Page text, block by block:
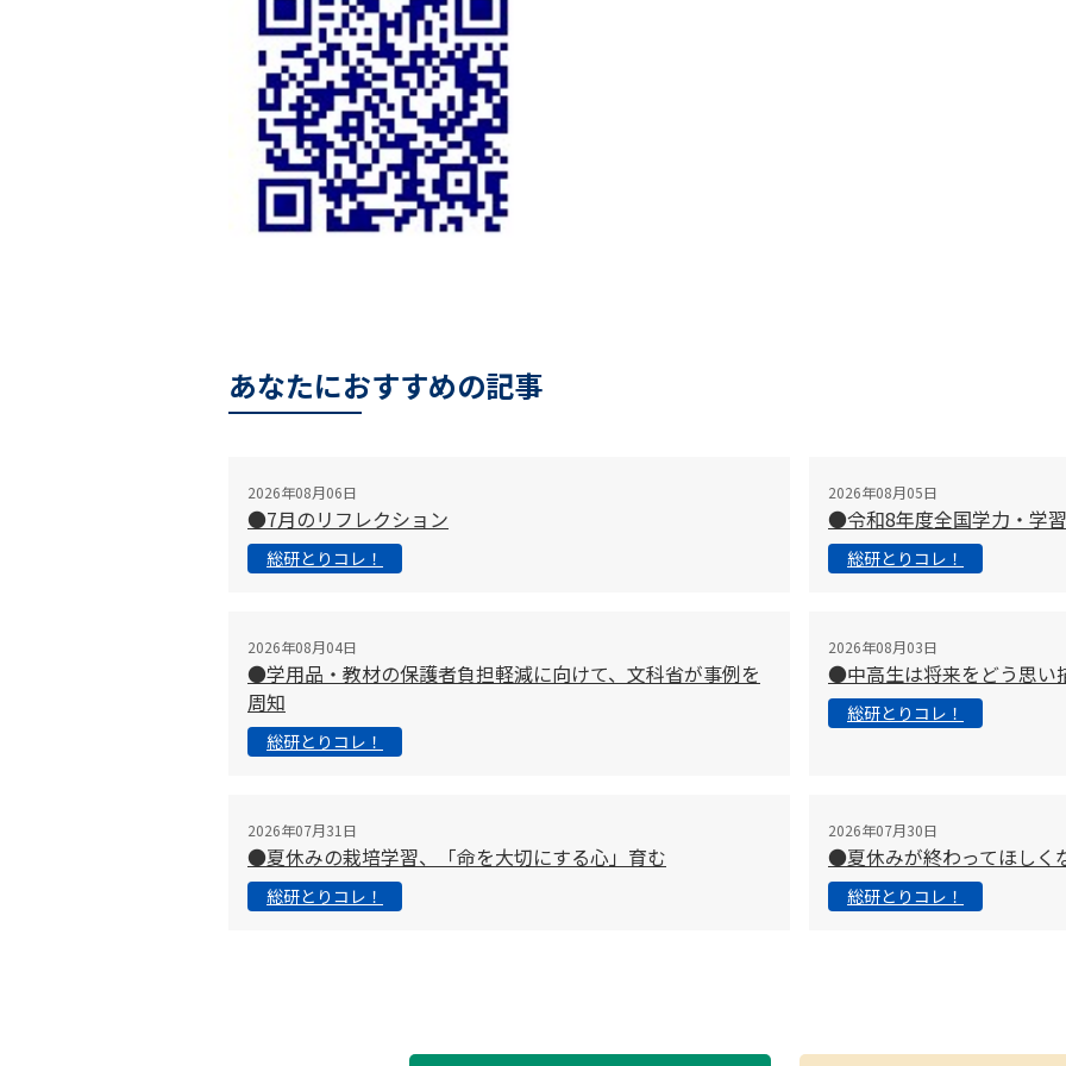
あなたにおすすめの記事
2026年08月06日
●7月のリフレクション
総研とりコレ！
2026年08月05日
●令和8年度全国学力・学
総研とりコレ！
2026年08月04日
●学用品・教材の保護者負担軽減に向けて、文科省が事例を
周知
総研とりコレ！
2026年08月03日
●中高生は将来をどう思
総研とりコレ！
2026年07月31日
●夏休みの栽培学習、「命を大切にする心」育む
総研とりコレ！
2026年07月30日
●夏休みが終わってほしく
総研とりコレ！